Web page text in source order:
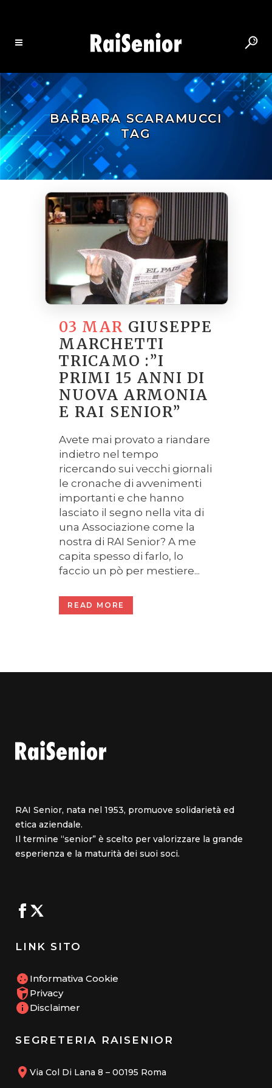
BARBARA SCARAMUCCI
TAG
03 MAR GIUSEPPE
MARCHETTI
TRICAMO :”I
PRIMI 15 ANNI DI
NUOVA ARMONIA
E RAI SENIOR”
Avete mai provato a riandare
indietro nel tempo
ricercando sui vecchi giornali
le cronache di avvenimenti
importanti e che hanno
lasciato il segno nella vita di
una Associazione come la
nostra di RAI Senior? A me
capita spesso di farlo, lo
faccio un pò per mestiere...
READ MORE
RAI Senior, nata nel 1953, promuove solidarietà ed
etica aziendale.
Il termine “senior” è scelto per valorizzare la grande
esperienza e la maturità dei suoi soci.
LINK SITO
Informativa Cookie
Privacy
Disclaimer
SEGRETERIA RAISENIOR
Via Col Di Lana 8 – 00195 Roma